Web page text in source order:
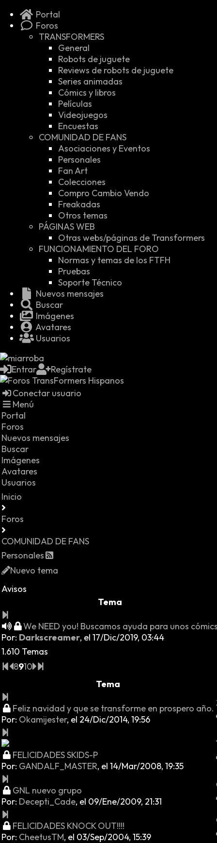
Portal
Foros
TRANSFORMERS
General
Robots de juguete
Reviews de robots de juguete
Series animadas
Cómics y libros
Películas
Videojuegos
Encuestas
COMUNIDAD DE FANS
Asociaciones y Eventos
Personales
Fan Art
Colecciones
Compro Cambio Vendo
Freakadas
Otros temas
PÁGINAS WEB
Otras webs/páginas de Transformers
FUNCIONAMIENTO DEL FORO
Normas y temas de los FTFH
Pruebas
Soporte Técnico
Nuevos mensajes
Buscar
Imágenes
Avatares
Usuarios
Entrar Regístrate
Conectar usuario
Menú
Portal
Foros
Nuevos mensajes
Buscar
Imágenes
Avatares
Usuarios
Inicio
Foros
COMUNIDAD DE FANS
Personales
Nuevo tema
Avisos
Tema
We NEED you! Buscamos ayuda para unos
Por: Darkscreamer, el 17/Dic/2019, 03:44
1.610 Temas
8910
Tema
Feliz navidad y que se transforme en prospero año.
Por: Okamijester, el 24/Dic/2014, 19:56
FELICIDADES SKIDS-P
Por: GANDALF_MASTER, el 14/Mar/2008, 19:35
GNL nuevo grupo
Por: Decepti_Cade, el 09/Ene/2009, 21:31
FELICIDADES KNOCK OUT!!!!
Por: CheetusTM, el 03/Sep/2004, 15:39